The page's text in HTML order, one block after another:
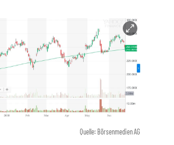
Quelle: Börsenmedien AG